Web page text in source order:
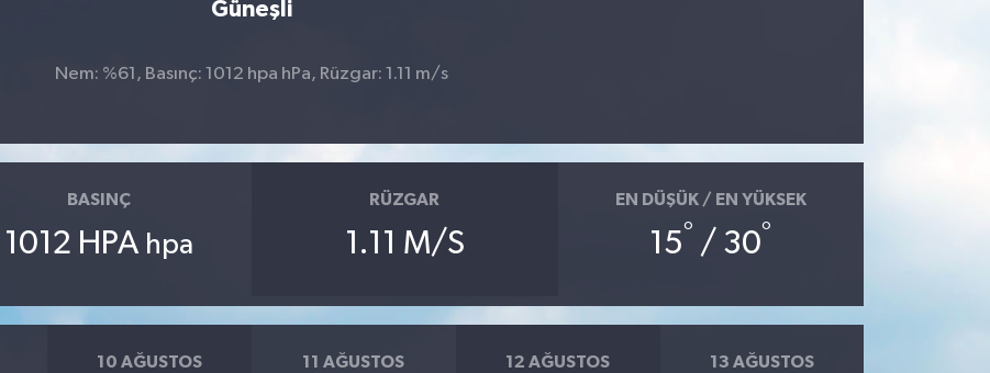
Güneşli
Nem: %61, Basınç: 1012 hpa hPa, Rüzgar: 1.11 m/s
BASINÇ
1012 HPA hpa
RÜZGAR
1.11 M/S
EN DÜŞÜK / EN YÜKSEK
15° / 30°
10 AĞUSTOS 11 AĞUSTOS 12 AĞUSTOS 13 AĞUSTOS